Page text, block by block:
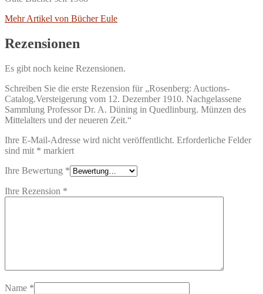
Mehr Artikel von Bücher Eule
Rezensionen
Es gibt noch keine Rezensionen.
Schreiben Sie die erste Rezension für „Rosenberg: Auctions-
Catalog.Versteigerung vom 12. Dezember 1910. Nachgelassene
Sammlung Professor Dr. A. Düning in Quedlinburg. Münzen des
Mittelalters und der neueren Zeit.“
Ihre E-Mail-Adresse wird nicht veröffentlicht. Erforderliche Felder
sind mit * markiert
Ihre Bewertung *
Ihre Rezension *
Name *